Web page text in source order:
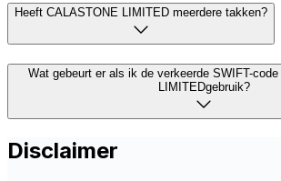
Heeft CALASTONE LIMITED meerdere takken?
Wat gebeurt er als ik de verkeerde SWIFT-
LIMITEDgebruik?
Disclaimer